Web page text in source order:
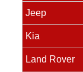
Jeep
Kia
Land Rover